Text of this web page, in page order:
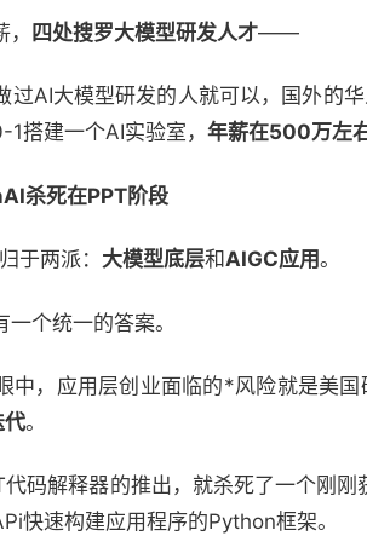
四处搜罗大模型研发人才——
过AI大模型研发的人就可以，国外的
搭建一个AI实验室， 年薪在500万左
杀死在PPT阶段
于两派： 大模型底层和AIGC应用。
个统一的答案。
中，应用层创业面临的*风险就是美
代。
码解释器的推出，就杀死了一个刚
快速构建应用程序的Python框架。